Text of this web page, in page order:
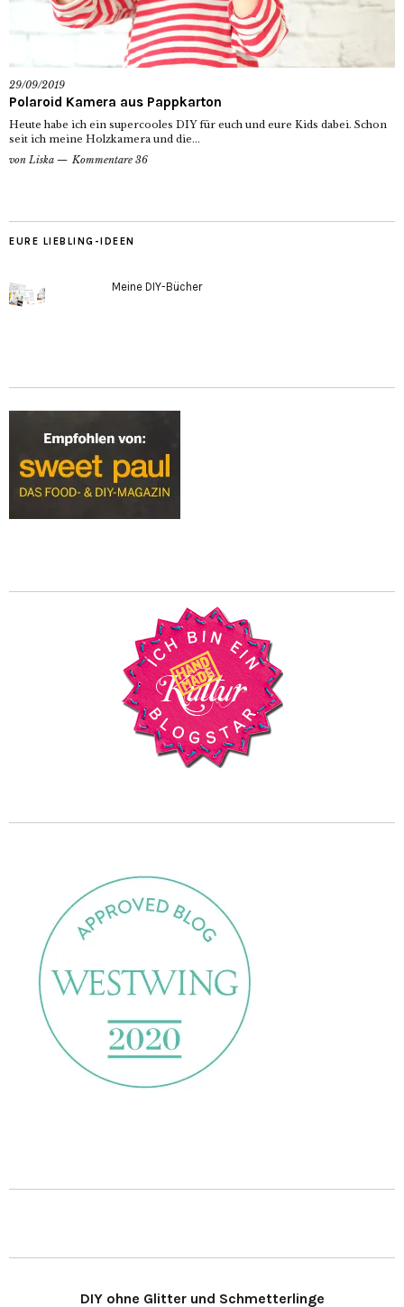
29/09/2019
Polaroid Kamera aus Pappkarton
Heute habe ich ein supercooles DIY für euch und eure Kids dabei. Schon
seit ich meine Holzkamera und die...
von Liska Kommentare 36
EURE LIEBLING-IDEEN
Meine DIY-Bücher
DIY ohne Glitter und Schmetterlinge